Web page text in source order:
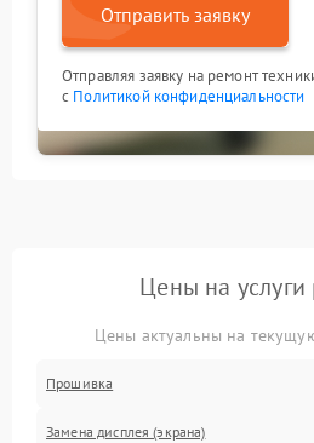
Отправить заявку
Отправляя заявку на ремонт
с Политикой конфиденциальности
Цены на услуги
Цены актуальны на
Прошивка
Замена дисплея (экрана)